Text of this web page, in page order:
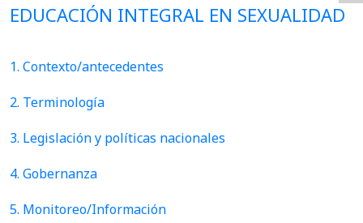
EDUCACIÓN INTEGRAL EN SEXUALIDAD
1. Contexto/antecedentes
2. Terminología
3. Legislación y políticas nacionales
4. Gobernanza
5. Monitoreo/Información